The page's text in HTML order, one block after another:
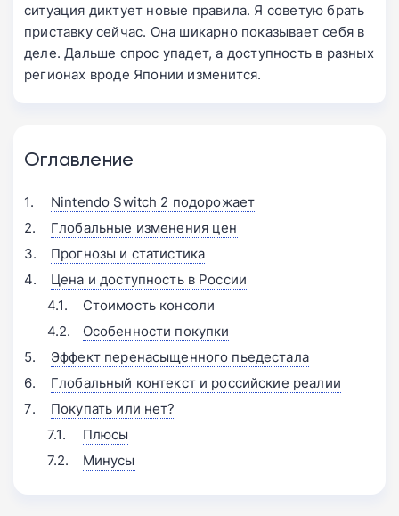
ситуация диктует новые правила. Я советую брать
приставку сейчас. Она шикарно показывает себя в
деле. Дальше спрос упадет, а доступность в разных
регионах вроде Японии изменится.
Оглавление
Nintendo Switch 2 подорожает
Глобальные изменения цен
Прогнозы и статистика
Цена и доступность в России
Стоимость консоли
Особенности покупки
Эффект перенасыщенного пьедестала
Глобальный контекст и российские реалии
Покупать или нет?
Плюсы
Минусы